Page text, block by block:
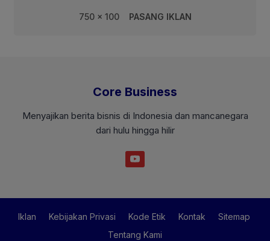
750 x 100 PASANG IKLAN
Core Business
Menyajikan berita bisnis di Indonesia dan mancanegara
dari hulu hingga hilir
Iklan Kebijakan Privasi Kode Etik Kontak
Sitemap
Tentang Kami